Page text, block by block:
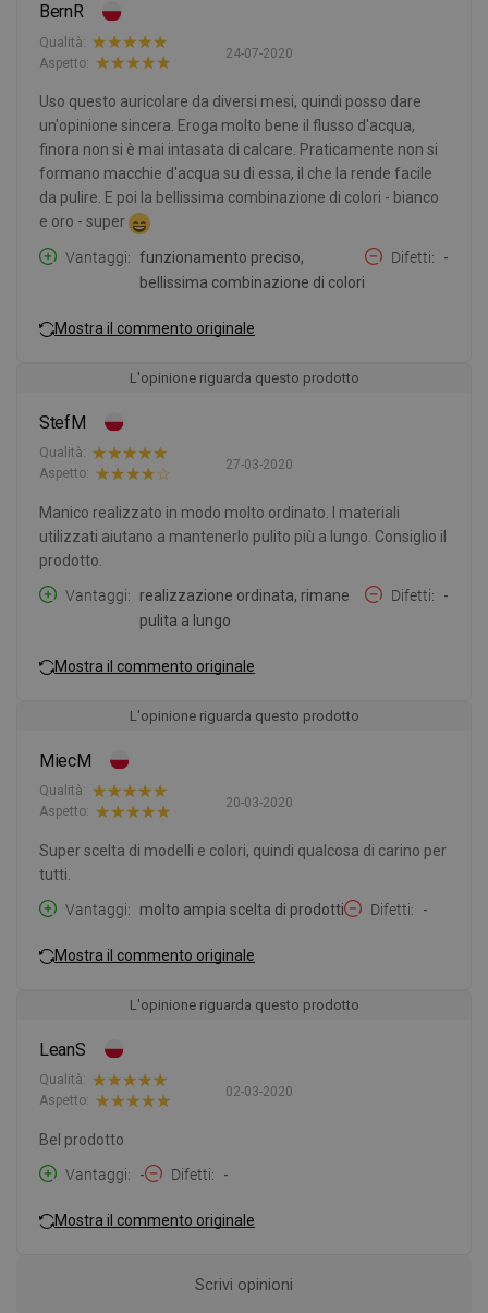
BernR
24-07-2020
Qualità:
Aspetto:
Uso questo auricolare da diversi mesi, quindi posso dare
un'opinione sincera. Eroga molto bene il flusso d'acqua,
finora non si è mai intasata di calcare. Praticamente non si
formano macchie d'acqua su di essa, il che la rende facile
da pulire. E poi la bellissima combinazione di colori - bianco
e oro - super
Vantaggi
funzionamento preciso,
bellissima combinazione di colori
Difetti -
Mostra il commento originale
L'opinione riguarda questo prodotto
StefM
27-03-2020
Qualità:
Aspetto:
Manico realizzato in modo molto ordinato. I materiali
utilizzati aiutano a mantenerlo pulito più a lungo. Consiglio il
prodotto.
Vantaggi
realizzazione ordinata, rimane
pulita a lungo
Difetti -
Mostra il commento originale
L'opinione riguarda questo prodotto
MiecM
20-03-2020
Qualità:
Aspetto:
Super scelta di modelli e colori, quindi qualcosa di carino per
tutti.
Vantaggi
molto ampia scelta di prodotti Difetti -
Mostra il commento originale
L'opinione riguarda questo prodotto
LeanS
02-03-2020
Qualità:
Aspetto:
Bel prodotto
Vantaggi
- Difetti -
Mostra il commento originale
Scrivi opinioni